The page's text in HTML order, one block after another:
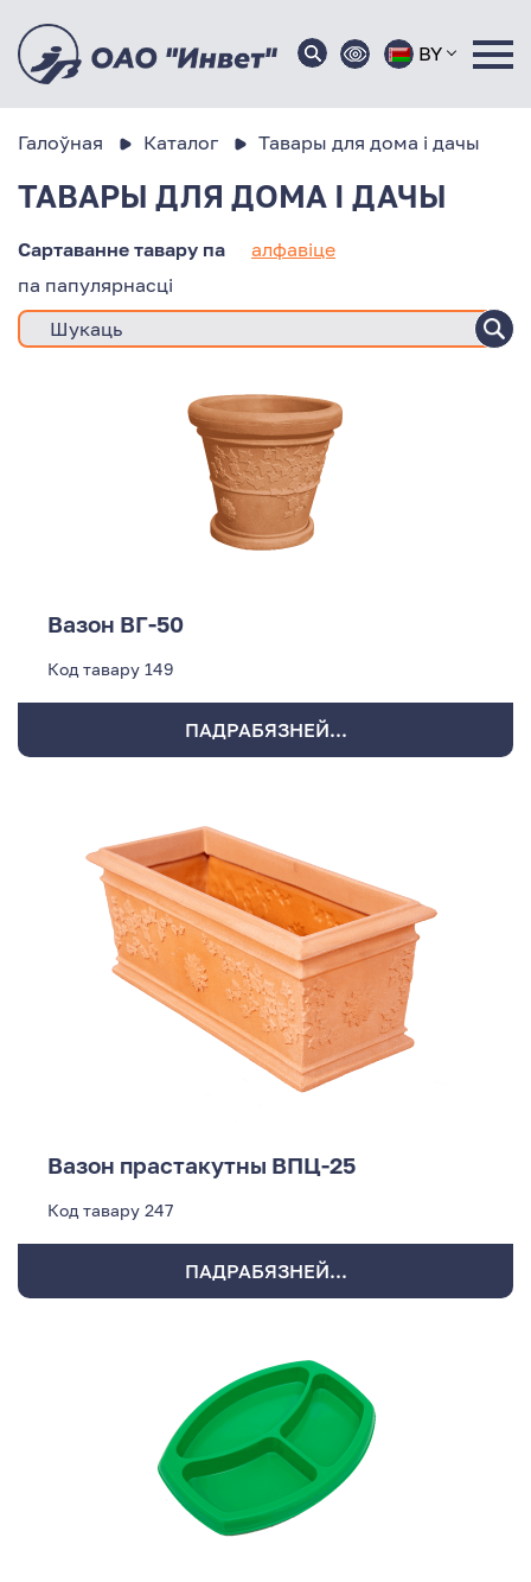
BY
Галоўная Каталог Тавары для дома і дачы
ТАВАРЫ ДЛЯ ДОМА І ДАЧЫ
Сартаванне тавару па
алфавіце
па папулярнасці
Вазон ВГ-50
Код тавару 149
ПАДРАБЯЗНЕЙ...
Вазон прастакутны ВПЦ-25
Код тавару 247
ПАДРАБЯЗНЕЙ...